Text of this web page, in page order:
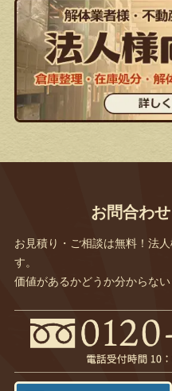
お問合わ
お見積り・ご相談は無料！法
す。
価値があるかどうか分からな